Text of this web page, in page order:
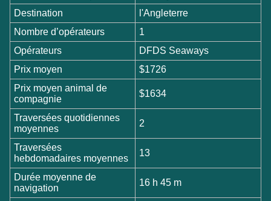
Destination
l'Angleterre
Nombre d’opérateurs
1
Opérateurs
DFDS Seaways
Prix moyen
$1726
Prix moyen animal de
compagnie
$1634
Traversées quotidiennes
moyennes
2
Traversées
hebdomadaires moyennes
13
Durée moyenne de
navigation
16 h 45 m